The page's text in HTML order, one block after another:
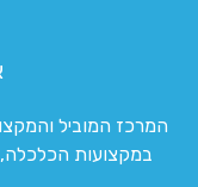
במקצועות